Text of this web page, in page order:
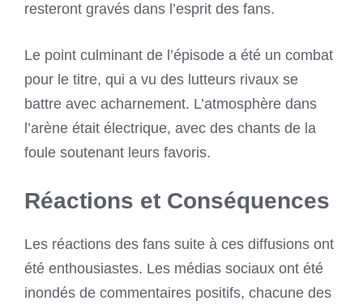
resteront gravés dans l’esprit des fans.
Le point culminant de l’épisode a été un combat
pour le titre, qui a vu des lutteurs rivaux se
battre avec acharnement. L’atmosphère dans
l’arène était électrique, avec des chants de la
foule soutenant leurs favoris.
Réactions et Conséquences
Les réactions des fans suite à ces diffusions ont
été enthousiastes. Les médias sociaux ont été
inondés de commentaires positifs, chacune des